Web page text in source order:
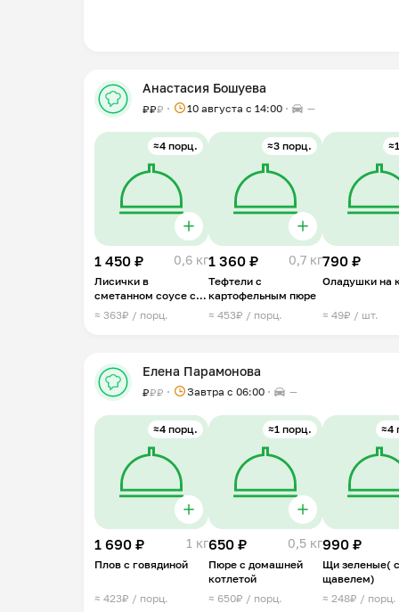
Анастасия Бошуева
₽₽₽ 10 августа с 14:00 —
≈4 порц.
1 450 ₽ 0,6 кг
Лисички в
сметанном соусе с
картофелем
≈ 363₽ / порц.
≈3 порц.
1 360 ₽ 0,7 кг
Тефтели с
картофельным пюре
≈ 453₽ / порц.
790 ₽
Оладушки на
≈ 49₽ / шт.
Елена Парамонова
₽₽₽ Завтра c 06:00 —
≈4 порц.
1 690 ₽ 1 кг
Плов с говядиной
≈ 423₽ / порц.
≈1 порц.
650 ₽ 0,5 кг
Пюре с домашней
котлетой
≈ 650₽ / порц.
≈4
990 ₽
Щи зеленые(
щавелем)
≈ 248₽ / порц.